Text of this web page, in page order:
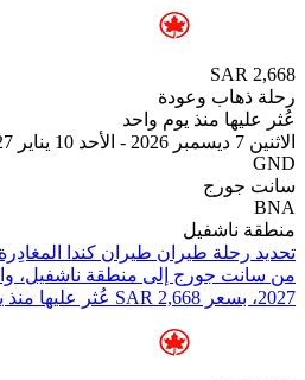
وعودة
منذ يوم واحد